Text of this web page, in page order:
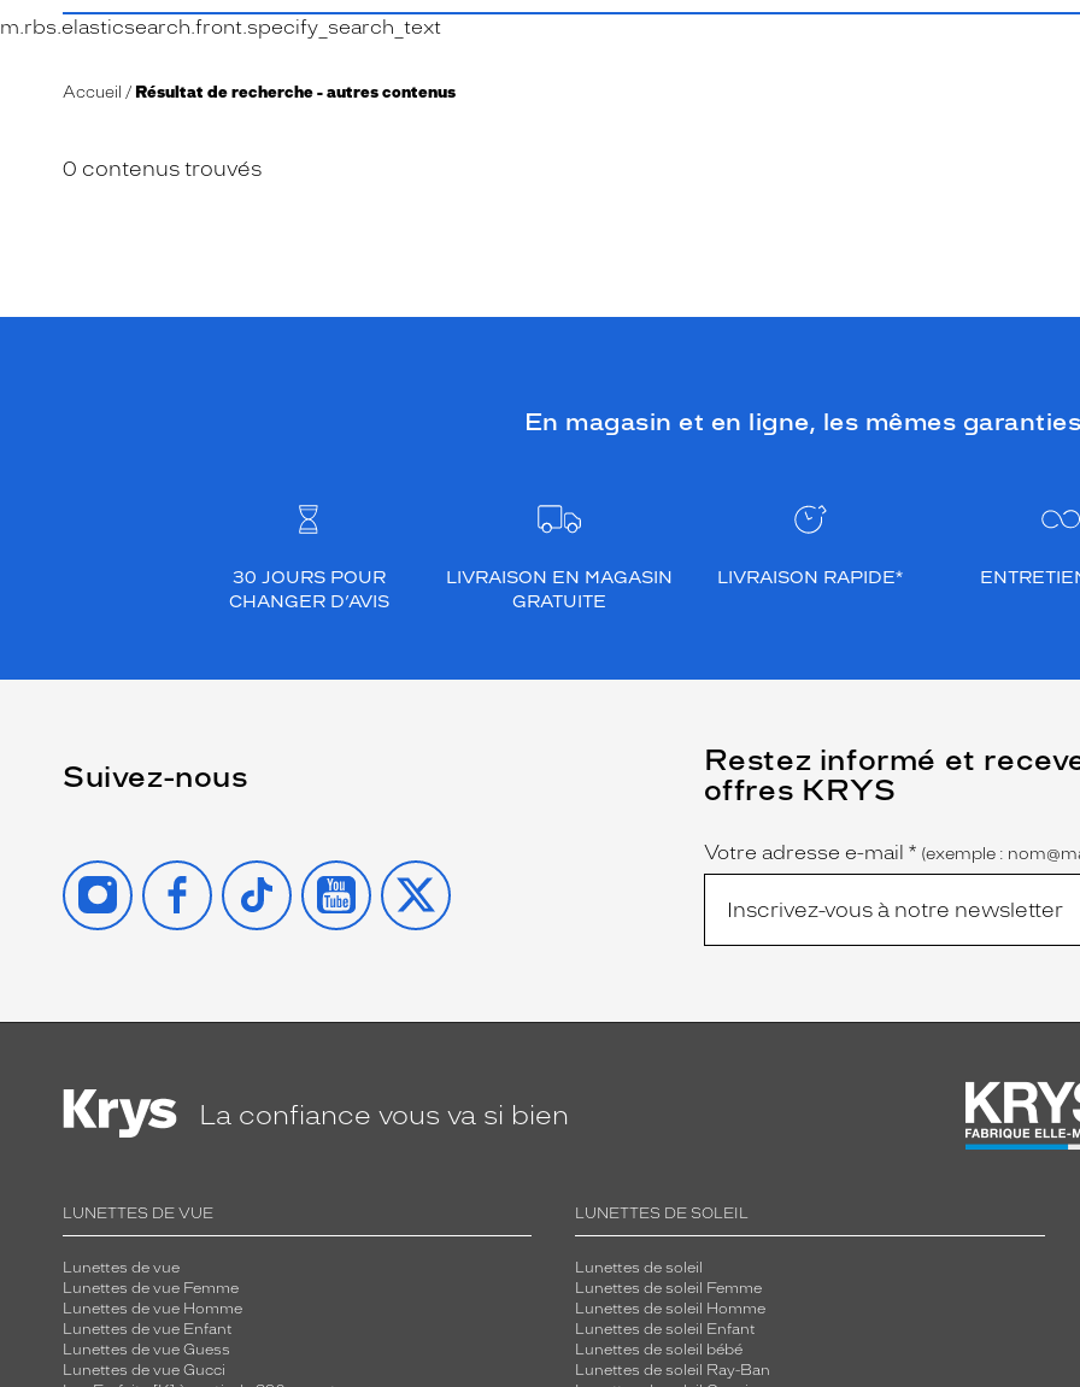
m.rbs.elasticsearch.front.specify_search_text
Accueil Résultat de recherche - autres contenus
0 contenus trouvés
En magasin et en ligne, les mêmes
30 JOURS POUR
CHANGER D’AVIS
LIVRAISON EN MAGASIN
GRATUITE
LIVRAISON RAPIDE*
Suivez-nous
INSTAGRAMFACEBOOK
TIKTOK YOUTUBE
X
Restez informé et
offres KRYS
Name
Votre adresse e-mail *
(Ce
champ
est
obligatoire)
(exemple :
La confiance vous va si bien
LUNETTES DE VUE
Lunettes de vue
Lunettes de vue Femme
Lunettes de vue Homme
Lunettes de vue Enfant
Lunettes de vue Guess
Lunettes de vue Gucci
LUNETTES DE SOLEIL
Lunettes de soleil
Lunettes de soleil Femme
Lunettes de soleil Homme
Lunettes de soleil Enfant
Lunettes de soleil bébé
Lunettes de soleil Ray-Ban